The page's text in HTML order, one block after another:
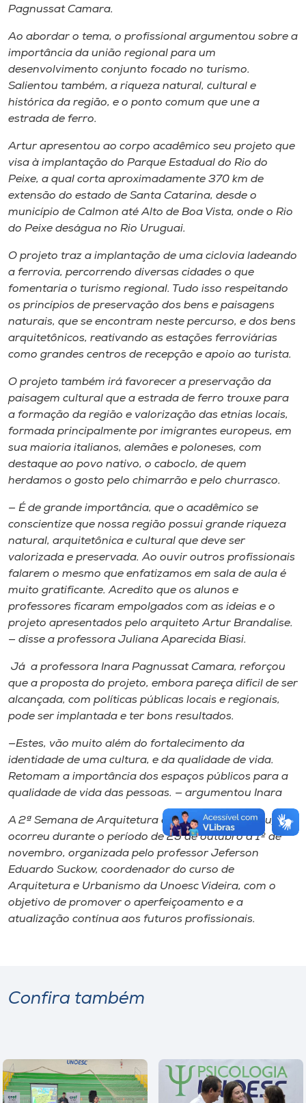
Selecione
o idioma
Pagnussat Camara.
Ao abordar o tema, o profissional argumentou sobre a
importância da união regional para um
desenvolvimento conjunto focado no turismo.
Salientou também, a riqueza natural, cultural e
histórica da região, e o ponto comum que une a
estrada de ferro.
Artur apresentou ao corpo acadêmico seu projeto que
visa à implantação do Parque Estadual do Rio do
Peixe, a qual corta aproximadamente 370 km de
extensão do estado de Santa Catarina, desde o
município de Calmon até Alto de Boa Vista, onde o Rio
do Peixe deságua no Rio Uruguai.
O projeto traz a implantação de uma ciclovia ladeando
a ferrovia, percorrendo diversas cidades o que
fomentaria o turismo regional. Tudo isso respeitando
os princípios de preservação dos bens e paisagens
naturais, que se encontram neste percurso, e dos bens
arquitetônicos, reativando as estações ferroviárias
como grandes centros de recepção e apoio ao turista.
O projeto também irá favorecer a preservação da
paisagem cultural que a estrada de ferro trouxe para
a formação da região e valorização das etnias locais,
formada principalmente por imigrantes europeus, em
sua maioria italianos, alemães e poloneses, com
destaque ao povo nativo, o caboclo, de quem
herdamos o gosto pelo chimarrão e pelo churrasco.
— É de grande importância, que o acadêmico se
conscientize que nossa região possui grande riqueza
natural, arquitetônica e cultural que deve ser
valorizada e preservada. Ao ouvir outros profissionais
falarem o mesmo que enfatizamos em sala de aula é
muito gratificante. Acredito que os alunos e
professores ficaram empolgados com as ideias e o
projeto apresentados pelo arquiteto Artur Brandalise.
— disse a professora Juliana Aparecida Biasi.
Já a professora Inara Pagnussat Camara, reforçou
que a proposta do projeto, embora pareça difícil de ser
alcançada, com políticas públicas locais e regionais,
pode ser implantada e ter bons resultados.
—Estes, vão muito além do fortalecimento da
identidade de uma cultura, e da qualidade de vida.
Retomam a importância dos espaços públicos para a
qualidade de vida das pessoas. — argumentou Inara
A 2ª Semana de Arquitetura e Urbanismo (Semau)
ocorreu durante o período de 29 de outubro a 1º de
novembro, organizada pelo professor Jeferson
Eduardo Suckow, coordenador do curso de
Arquitetura e Urbanismo da Unoesc Videira, com o
objetivo de promover o aperfeiçoamento e a
atualização contínua aos futuros profissionais.
Confira também